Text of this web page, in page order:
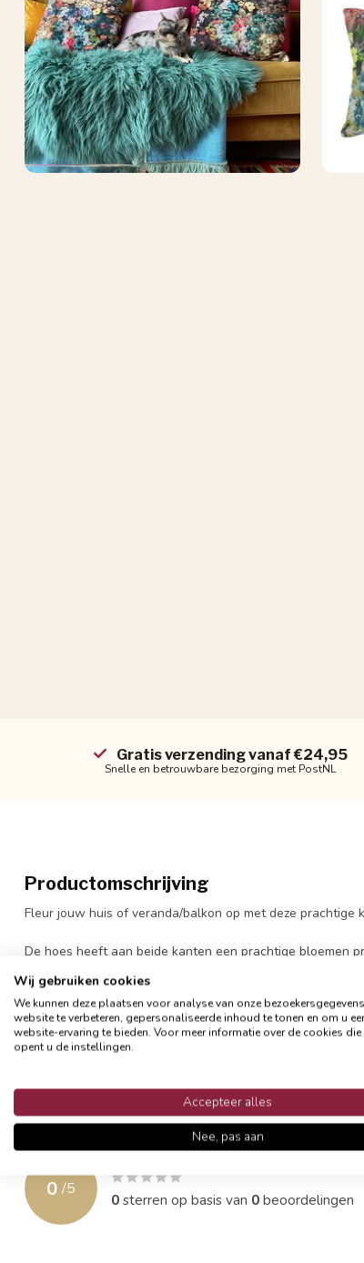
Gratis verzending vanaf €24,95
Snelle en betrouwbare bezorging met PostNL
Productomschrijving
Fleur jouw huis of veranda/balkon op met deze prachtige
De hoes heeft aan beide kanten een prachtige bloemen
normaal fluweel. De hoes is tevens af te sluiten met
kun je dat het beste doen op een milde manier (liefst op
- Formaat 45 x 45 cm
- Materiaal: 100% polyester
- Exclusief binnenkussen
0 /5
0sterren op basis van 0beoordelingen
Wij gebruiken cookies
We kunnen deze plaatsen voor analyse van onze
website te verbeteren, gepersonaliseerde inhoud te tonen en om u
website-ervaring te bieden. Voor meer informatie over de cookies die
opent u de instellingen.
Accepteer alles
Nee, pas aan